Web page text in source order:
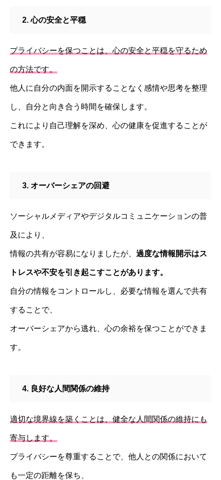
2. 心の安全と平穏
プライバシーを保つことは、心の安全と平穏を守るため
の方法です。
他人に自分の内面を開示することなく感情や思考を整理
し、自分と向き合う時間を確保します。
これにより自己理解を深め、心の健康を促進することが
できます。
3. オーバーシェアの回避
ソーシャルメディアやデジタルコミュニケーションの普
及により、
情報の共有が容易になりましたが、 過度な情報開示はス
トレスや不安を引き起こすことがあります。
自分の情報をコントロールし、必要な情報を選んで共有
することで、
オーバーシェアから逃れ、心の余裕を保つことができま
す。
4. 良好な人間関係の維持
適切な境界線を築くことは、健全な人間関係の維持にも
寄与します。
プライバシーを尊重することで、他人との関係において
も一定の距離を保ち、